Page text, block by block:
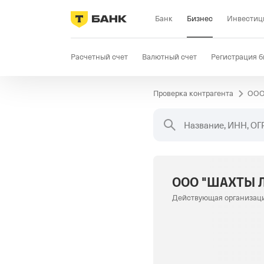
Банк Бизнес
Расчетный счет Валютный счет Регистрация
Продажи Селлер Госзакупки
Проверка контрагента
Название, ИНН,
ООО "ШАХТЫ
Действующая